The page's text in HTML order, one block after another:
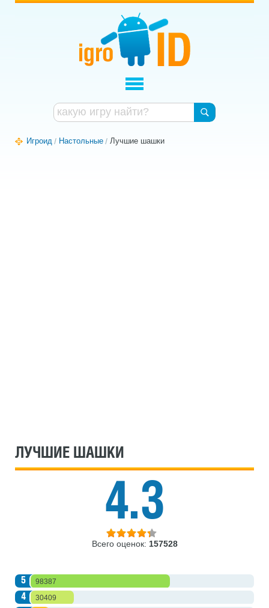
Игроид Настольные Лучшие шашки
ЛУЧШИЕ ШАШКИ
4.3
Всего оценок: 157528
5 98387
4 30409